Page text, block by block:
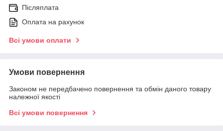
Післяплата
Оплата на рахунок
Всі умови оплати
Умови повернення
Законом не передбачено повернення та обмін даного товару
належної якості
Всі умови повернення